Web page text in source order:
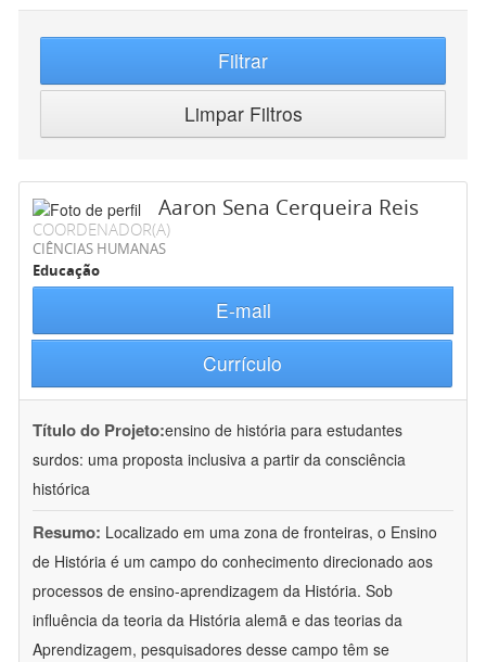
Filtrar
Limpar Filtros
Aaron Sena Cerqueira Reis
COORDENADOR(A)
CIÊNCIAS HUMANAS
Educação
E-mail
Currículo
Título do Projeto:ensino de história para estudantes
surdos: uma proposta inclusiva a partir da consciência
histórica
Resumo: Localizado em uma zona de fronteiras, o Ensino
de História é um campo do conhecimento direcionado aos
processos de ensino-aprendizagem da História. Sob
influência da teoria da História alemã e das teorias da
Aprendizagem, pesquisadores desse campo têm se